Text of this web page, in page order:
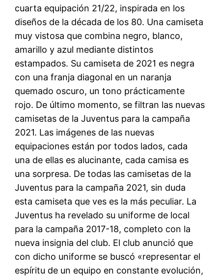
cuarta equipación 21/22, inspirada en los
diseños de la década de los 80. Una camiseta
muy vistosa que combina negro, blanco,
amarillo y azul mediante distintos
estampados. Su camiseta de 2021 es negra
con una franja diagonal en un naranja
quemado oscuro, un tono prácticamente
rojo. De último momento, se filtran las nuevas
camisetas de la Juventus para la campaña
2021. Las imágenes de las nuevas
equipaciones están por todos lados, cada
una de ellas es alucinante, cada camisa es
una sorpresa. De todas las camisetas de la
Juventus para la campaña 2021, sin duda
esta camiseta que ves es la más peculiar. La
Juventus ha revelado su uniforme de local
para la campaña 2017-18, completo con la
nueva insignia del club. El club anunció que
con dicho uniforme se buscó «representar el
espíritu de un equipo en constante evolución,